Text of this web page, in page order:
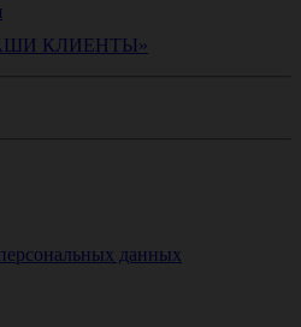
КЛИЕНТЫ»
данных